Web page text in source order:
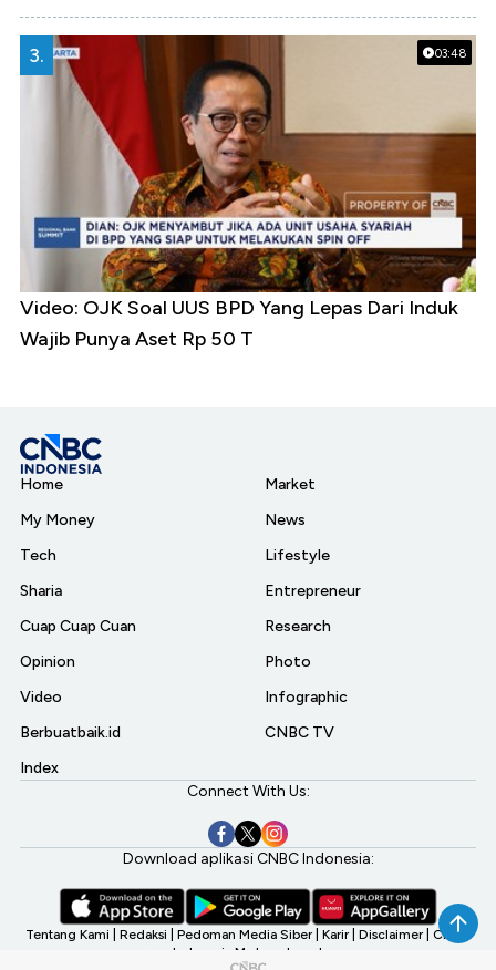
03:48
3.
Video: OJK Soal UUS BPD Yang Lepas Dari Induk
Wajib Punya Aset Rp 50 T
Home
My Money
Tech
Sharia
Cuap Cuap Cuan
Opinion
Video
Berbuatbaik.id
Index
Market
News
Lifestyle
Entrepreneur
Research
Photo
Infographic
CNBC TV
Connect With Us:
Download aplikasi CNBC Indonesia:
Tentang Kami Redaksi Pedoman Media Siber Karir Disclaimer CNBC
Indonesia My Investment